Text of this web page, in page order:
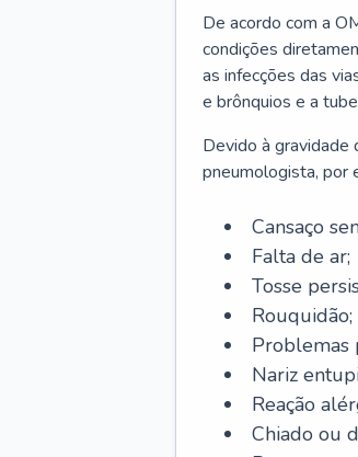
De acordo com a
condições
as infecções das
e brônquios e a
Devido à gravidade
pneumologista, por
Cansaço
Falta de ar;
Tosse
Rouquidão;
Problemas
Nariz
Reação
Chiado ou